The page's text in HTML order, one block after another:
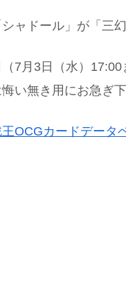
ャドール」が「三
7月3日（水）
い無き用にお急ぎ下
王OCGカードデータ